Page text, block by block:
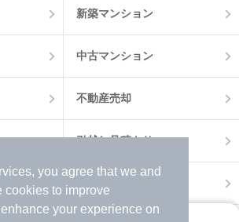
you agree that we and
cookies to improve
your experience on
新築マンション
中古マンション
不動産売却
引越し見積もり